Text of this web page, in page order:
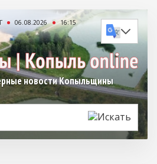
06.08.2026 16:15
новости Копыльщины